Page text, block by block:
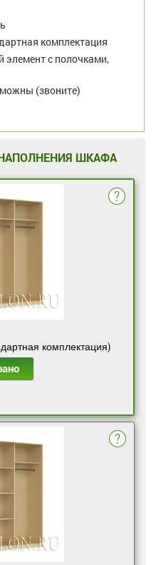
комплектация
элемент с полочками,
(звоните)
ШКАФА
комплектация)